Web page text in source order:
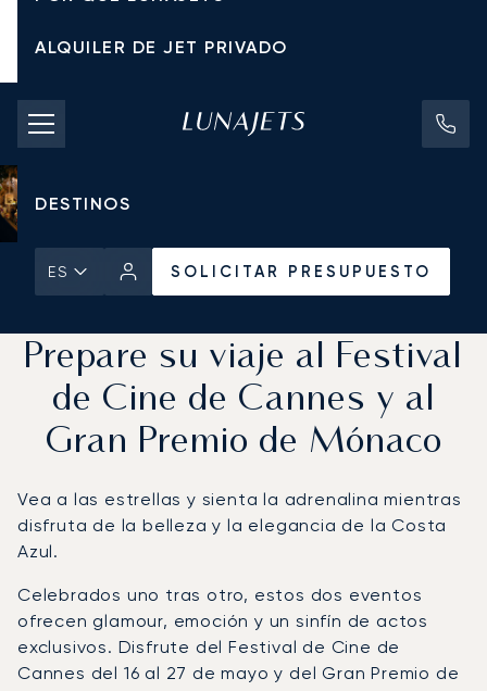
ALQUILER DE JET PRIVADO
TARIFAS DE CHÁRTER
JETS PRIVADOS
DESTINOS
ES
SOLICITAR PRESUPUESTO
Noticias y Perspectivas
Prepare su viaje al Festival
de Cine de Cannes y al
Gran Premio de Mónaco
Vea a las estrellas y sienta la adrenalina mientras
disfruta de la belleza y la elegancia de la Costa
Azul.
Celebrados uno tras otro, estos dos eventos
ofrecen glamour, emoción y un sinfín de actos
exclusivos. Disfrute del Festival de Cine de
Cannes del 16 al 27 de mayo y del Gran Premio de